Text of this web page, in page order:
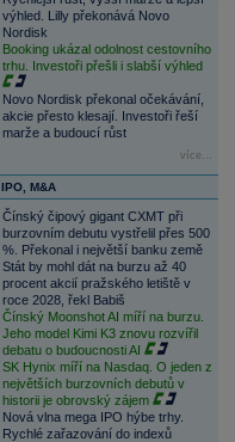
výhled. Lilly překonává Novo
Nordisk
Booking ukázal odolnost cestovního
trhu. Investoři přešli i slabší výhled
Novo Nordisk překonal očekávání,
akcie přesto klesají. Investoři řeší
marže a budoucí růst
více...
IPO, M&A
Čínský čipový gigant CXMT při
burzovním debutu vystřelil přes 500
%. Překonal i největší banku země
Stát by mohl dát na burzu až 40
procent akcií pražského letiště v
roce 2028, řekl Babiš
Čínský Moonshot AI míří na burzu.
Jeho model Kimi K3 znovu rozvířil
debatu o budoucnosti AI
SK Hynix míří na Nasdaq. O jeden z
největších burzovních debutů v
historii je obrovský zájem
Nová vlna mega IPO hýbe trhy.
Rychlé zařazování do indexů